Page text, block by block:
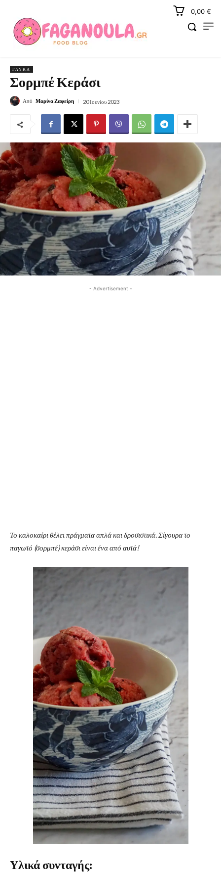
0,00 €
ΓΛΥΚΆ
Σορμπέ Κεράσι
Από Μαρίνα Ζαφείρη 20 Ιουνίου 2023
- Advertisement -
Το καλοκαίρι θέλει πράγματα απλά και δροσιστικά. Σίγουρα το
παγωτό (σορμπέ) κεράσι είναι ένα από αυτά!
Υλικά συνταγής: